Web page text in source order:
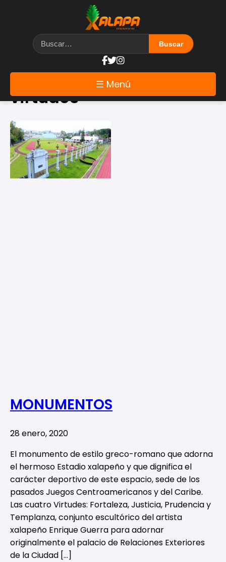
☰ Menú
Etiqueta: Cuatro
virtudes
MONUMENTOS
28 enero, 2020
El monumento de estilo greco-romano que adorna
el hermoso Estadio xalapeño y que dignifica el
carácter deportivo de este espacio, sede de los
pasados Juegos Centroamericanos y del Caribe.
Las cuatro Virtudes: Fortaleza, Justicia, Prudencia y
Templanza, conjunto escultórico del artista
xalapeño Enrique Guerra para adornar
originalmente el palacio de Relaciones Exteriores
de la Ciudad […]